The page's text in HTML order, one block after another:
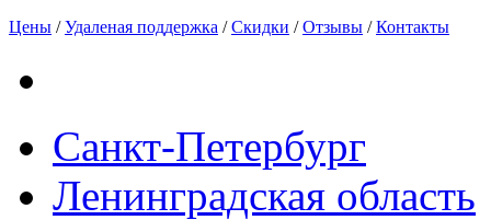
Цены /Удаленая поддержка /Скидки /Отзывы /Контакты
Санкт-Петербург
Ленинградская область